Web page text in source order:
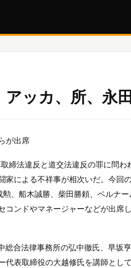
アッカ、所、永
が出席
締法違反と道交法違反の罪に問
家による不祥事が相次いだ。今回
、船木誠勝、柴田勝頼、ベルナ
コンドやマネージャーなどが出席
総合法律事務所の弘中徹氏、早坂
代表取締役の大越修氏を講師とし